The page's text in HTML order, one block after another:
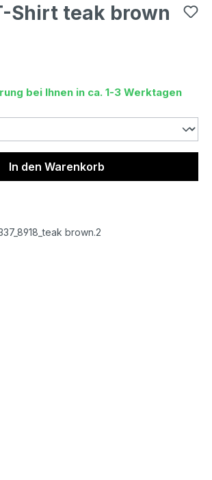
Shirt teak brown
bei Ihnen in ca. 1-3 Werktagen
den gewünschten Wert
In den Warenkorb
brown.2